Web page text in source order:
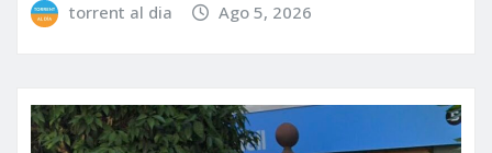
torrent al dia Ago 5, 2026